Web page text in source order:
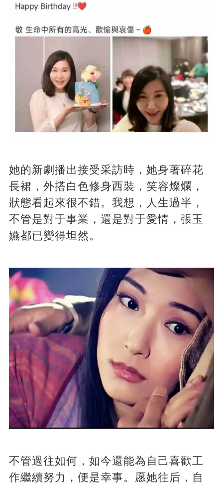
她的新劇播出接受采訪時，她身著碎花
長裙，外搭白色修身西裝，笑容燦爛，
狀態看起來很不錯。我想，人生過半，
不管是對于事業，還是對于愛情，張玉
嬿都已變得坦然。
不管過往如何，如今還能為自己喜歡工
作繼續努力，便是幸事。愿她往后，自